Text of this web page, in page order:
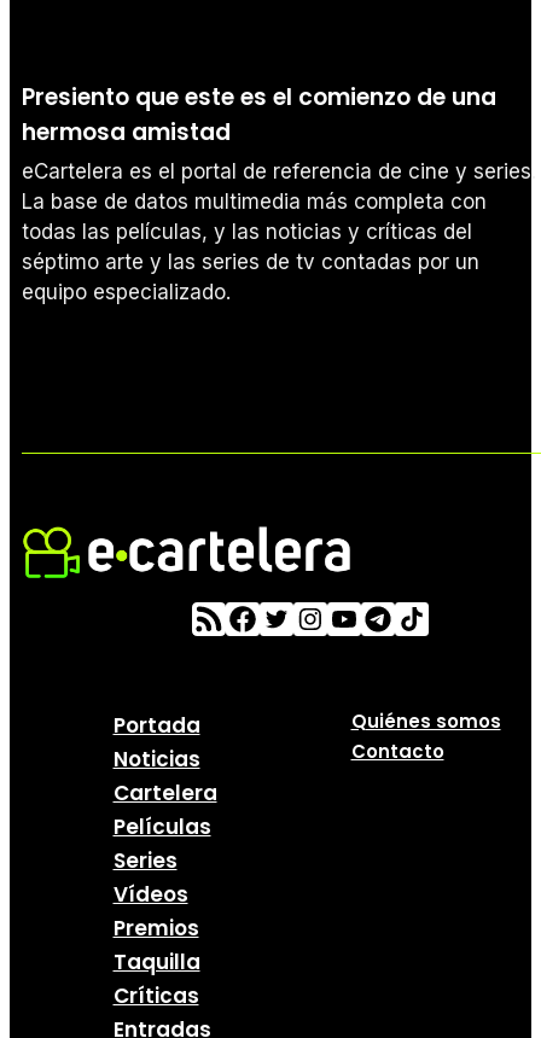
Presiento que este es el comienzo de una
hermosa amistad
eCartelera es el portal de referencia de cine y series.
La base de datos multimedia más completa con
todas las películas, y las noticias y críticas del
séptimo arte y las series de tv contadas por un
equipo especializado.
Portada
Noticias
Cartelera
Películas
Series
Vídeos
Premios
Taquilla
Críticas
Entradas
Quiénes somos
Contacto